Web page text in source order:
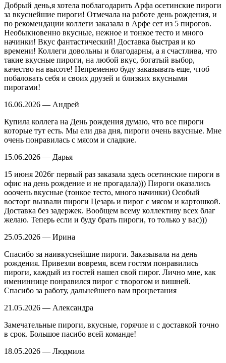
Добрый день,я хотела поблагодарить Арфа осетинские пироги
за вкуснейшие пироги! Отмечала на работе день рождения, и
по рекомендации коллеги заказала в Арфе сет из 5 пирогов.
Необыкновенно вкусные, нежное и тонкое тесто и много
начинки! Вкус фантастический! Доставка быстрая и ко
времени! Коллеги довольны и благодарны, а я счастлива, что
такие вкусные пироги, на любой вкус, богатый выбор,
качество на высоте! Непременно буду заказывать еще, чтоб
побаловать себя и своих друзей и близких вкусными
пирогами!
16.06.2026 — Андрей
Купила коллега на День рождения думаю, что все пироги
которые тут есть. Мы ели два дня, пироги очень вкусные. Мне
очень понравилась с мясом и сладкие.
15.06.2026 — Дарья
15 июня 2026г первый раз заказала здесь осетинские пироги в
офис на день рождение и не прогадала))) Пироги оказались
ооочень вкусные (тонкое тесто, много начинки) Особый
восторг вызвали пироги Цезарь и пирог с мясом и картошкой.
Доставка без задержек. Вообщем всему коллективу всех благ
желаю. Теперь если и буду брать пироги, то только у вас)))
25.05.2026 — Ирина
Спасибо за наивкуснейшие пироги. Заказывала на день
рождения. Привезли вовремя, всем гостям понравились
пироги, каждый из гостей нашел свой пирог. Лично мне, как
имениннице понравился пирог с творогом и вишней.
Спасибо за работу, дальнейшего вам процветания
21.05.2026 — Александра
Замечательные пироги, вкусные, горячие и с доставкой точно
в срок. Большое пасибо всей команде!
18.05.2026 — Людмила